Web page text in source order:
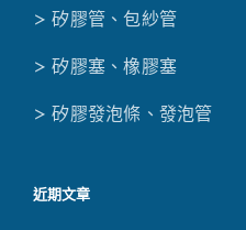
> 矽膠管、包紗管
> 矽膠塞、橡膠塞
> 矽膠發泡條、發泡管
近期文章